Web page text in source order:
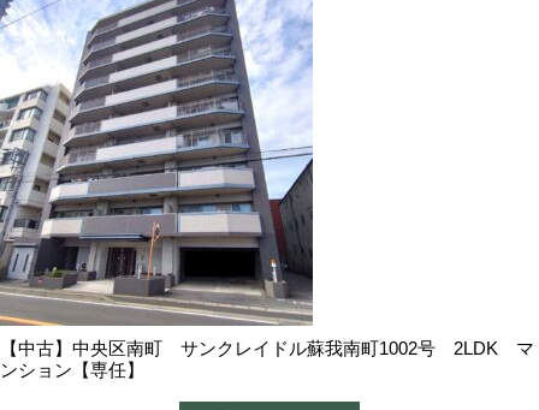
【中古】中央区南町 サンクレイドル蘇我南町1002号 2LDK マ
ンション【専任】